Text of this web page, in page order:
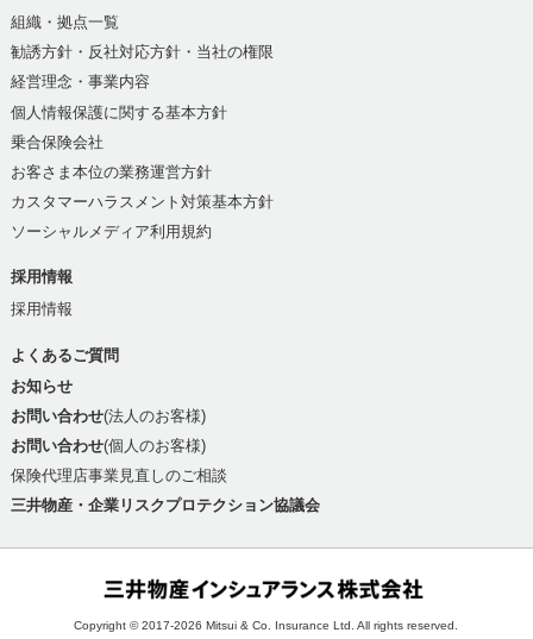
組織・拠点一覧
勧誘方針・反社対応方針・当社の権限
経営理念・事業内容
個人情報保護に関する基本方針
乗合保険会社
お客さま本位の業務運営方針
カスタマーハラスメント対策基本方針
ソーシャルメディア利用規約
採用情報
採用情報
よくあるご質問
お知らせ
お問い合わせ(法人のお客様)
お問い合わせ(個人のお客様)
保険代理店事業見直しのご相談
三井物産・企業リスクプロテクション協議会
Copyright © 2017-2026 Mitsui & Co. Insurance Ltd. All rights reserved.